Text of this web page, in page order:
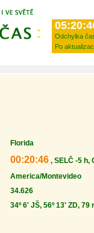
Odchylka
Po
Florida
00:20:46 , SELČ -5 h,
America/Montevideo
34.626
34º 6' JŠ, 56º 13' ZD, 79